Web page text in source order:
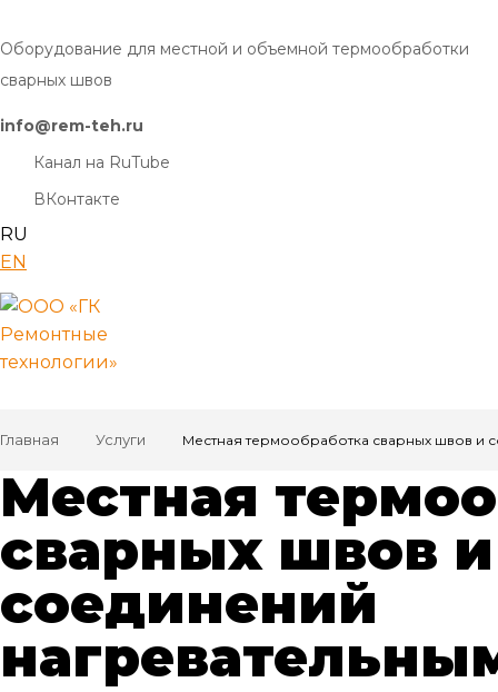
Оборудование для местной и объемной термообработки
сварных швов
info@rem-teh.ru
Канал на RuTube
ВКонтакте
RU
EN
Главная Услуги Местная термообработка сварных швов и
Местная
сварных швов и
соединений